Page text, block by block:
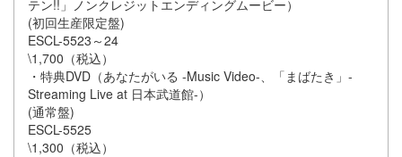
テン!!」ノンクレジットエンディングムービー）
(初回生産限定盤)
ESCL-5523～24
\1,700（税込）
・特典DVD（あなたがいる -Music Video-、「まばたき」-
Streaming Live at 日本武道館-）
(通常盤)
ESCL-5525
\1,300（税込）